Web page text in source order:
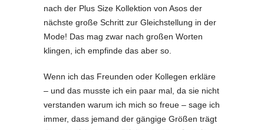
nach der Plus Size Kollektion von Asos der
nächste große Schritt zur Gleichstellung in der
Mode! Das mag zwar nach großen Worten
klingen, ich empfinde das aber so.
Wenn ich das Freunden oder Kollegen erkläre
– und das musste ich ein paar mal, da sie nicht
verstanden warum ich mich so freue – sage ich
immer, dass jemand der gängige Größen trägt